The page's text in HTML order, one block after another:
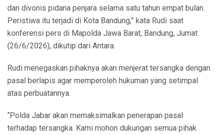
dan divonis pidana penjara selama satu tahun empat bulan.
Peristiwa itu terjadi di Kota Bandung,” kata Rudi saat
konferensi pers di Mapolda Jawa Barat, Bandung, Jumat
(26/6/2026), dikutip dari Antara.
Rudi menegaskan pihaknya akan menjerat tersangka dengan
pasal berlapis agar memperoleh hukuman yang setimpal
atas perbuatannya.
“Polda Jabar akan memaksimalkan penerapan pasal
terhadap tersangka. Kami mohon dukungan semua pihak